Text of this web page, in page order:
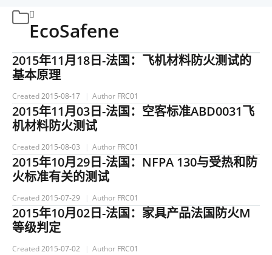
EcoSafene
2015年11月18日-法国：飞机材料防火测试的
基本原理
Created2015-08-17 Author FRC01
2015年11月03日-法国：空客标准ABD0031飞
机材料防火测试
Created2015-08-03 Author FRC01
2015年10月29日-法国：NFPA 130与受热和防
火标准有关的测试
Created2015-07-29 Author FRC01
2015年10月02日-法国：家具产品法国防火M
等级判定
Created2015-07-02 Author FRC01